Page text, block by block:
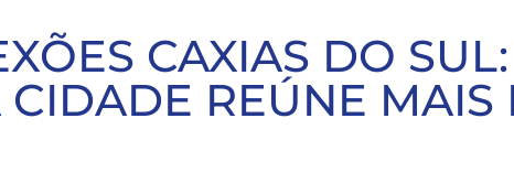
CAXIAS DO SUL:
CIDADE REÚNE MAIS